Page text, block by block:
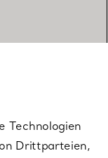
Technologien
Drittparteien,